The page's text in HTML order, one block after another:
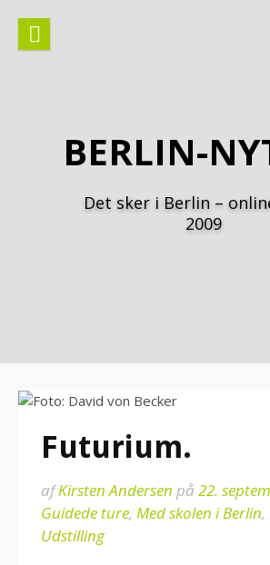
indhold
BERLIN-
Det sker i Berlin –
2009
Futurium.
afKirsten Andersen på 22.
Guidede ture, Med skolen i Berlin,
Udstilling